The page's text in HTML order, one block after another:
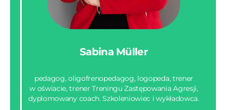
Sabina Müller
pedagog, oligofrenopedagog, logopeda, trener
w oświacie, trener Treningu Zastępowania Agresji,
dyplomowany coach. Szkoleniowiec i wykładowca.